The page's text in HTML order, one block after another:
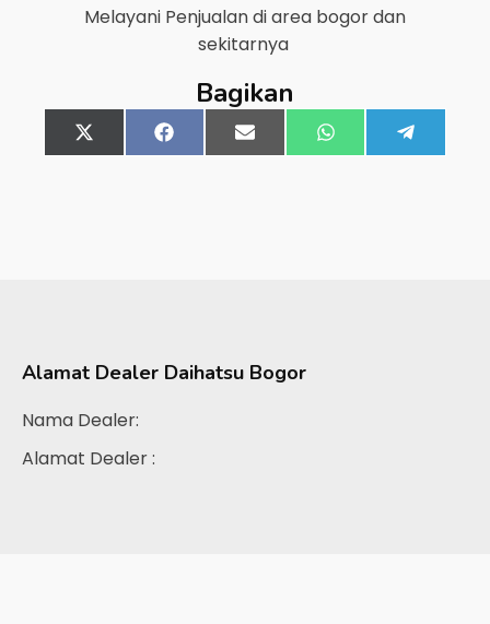
Melayani Penjualan di area bogordan
sekitarnya
Bagikan
Share
on
X
(Twitter)
Share
on
FacebookShare
on
Email Share
on
WhatsApp
on
Alamat Dealer Daihatsu Bogor
Nama Dealer:
Alamat Dealer :